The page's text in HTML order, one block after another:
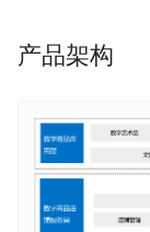
台
可信登记平台产
产品架构